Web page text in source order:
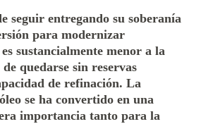
seguir entregando su soberanía
para modernizar
sustancialmente menor a la
quedarse sin reservas
de refinación. La
se ha convertido en una
importancia tanto para la